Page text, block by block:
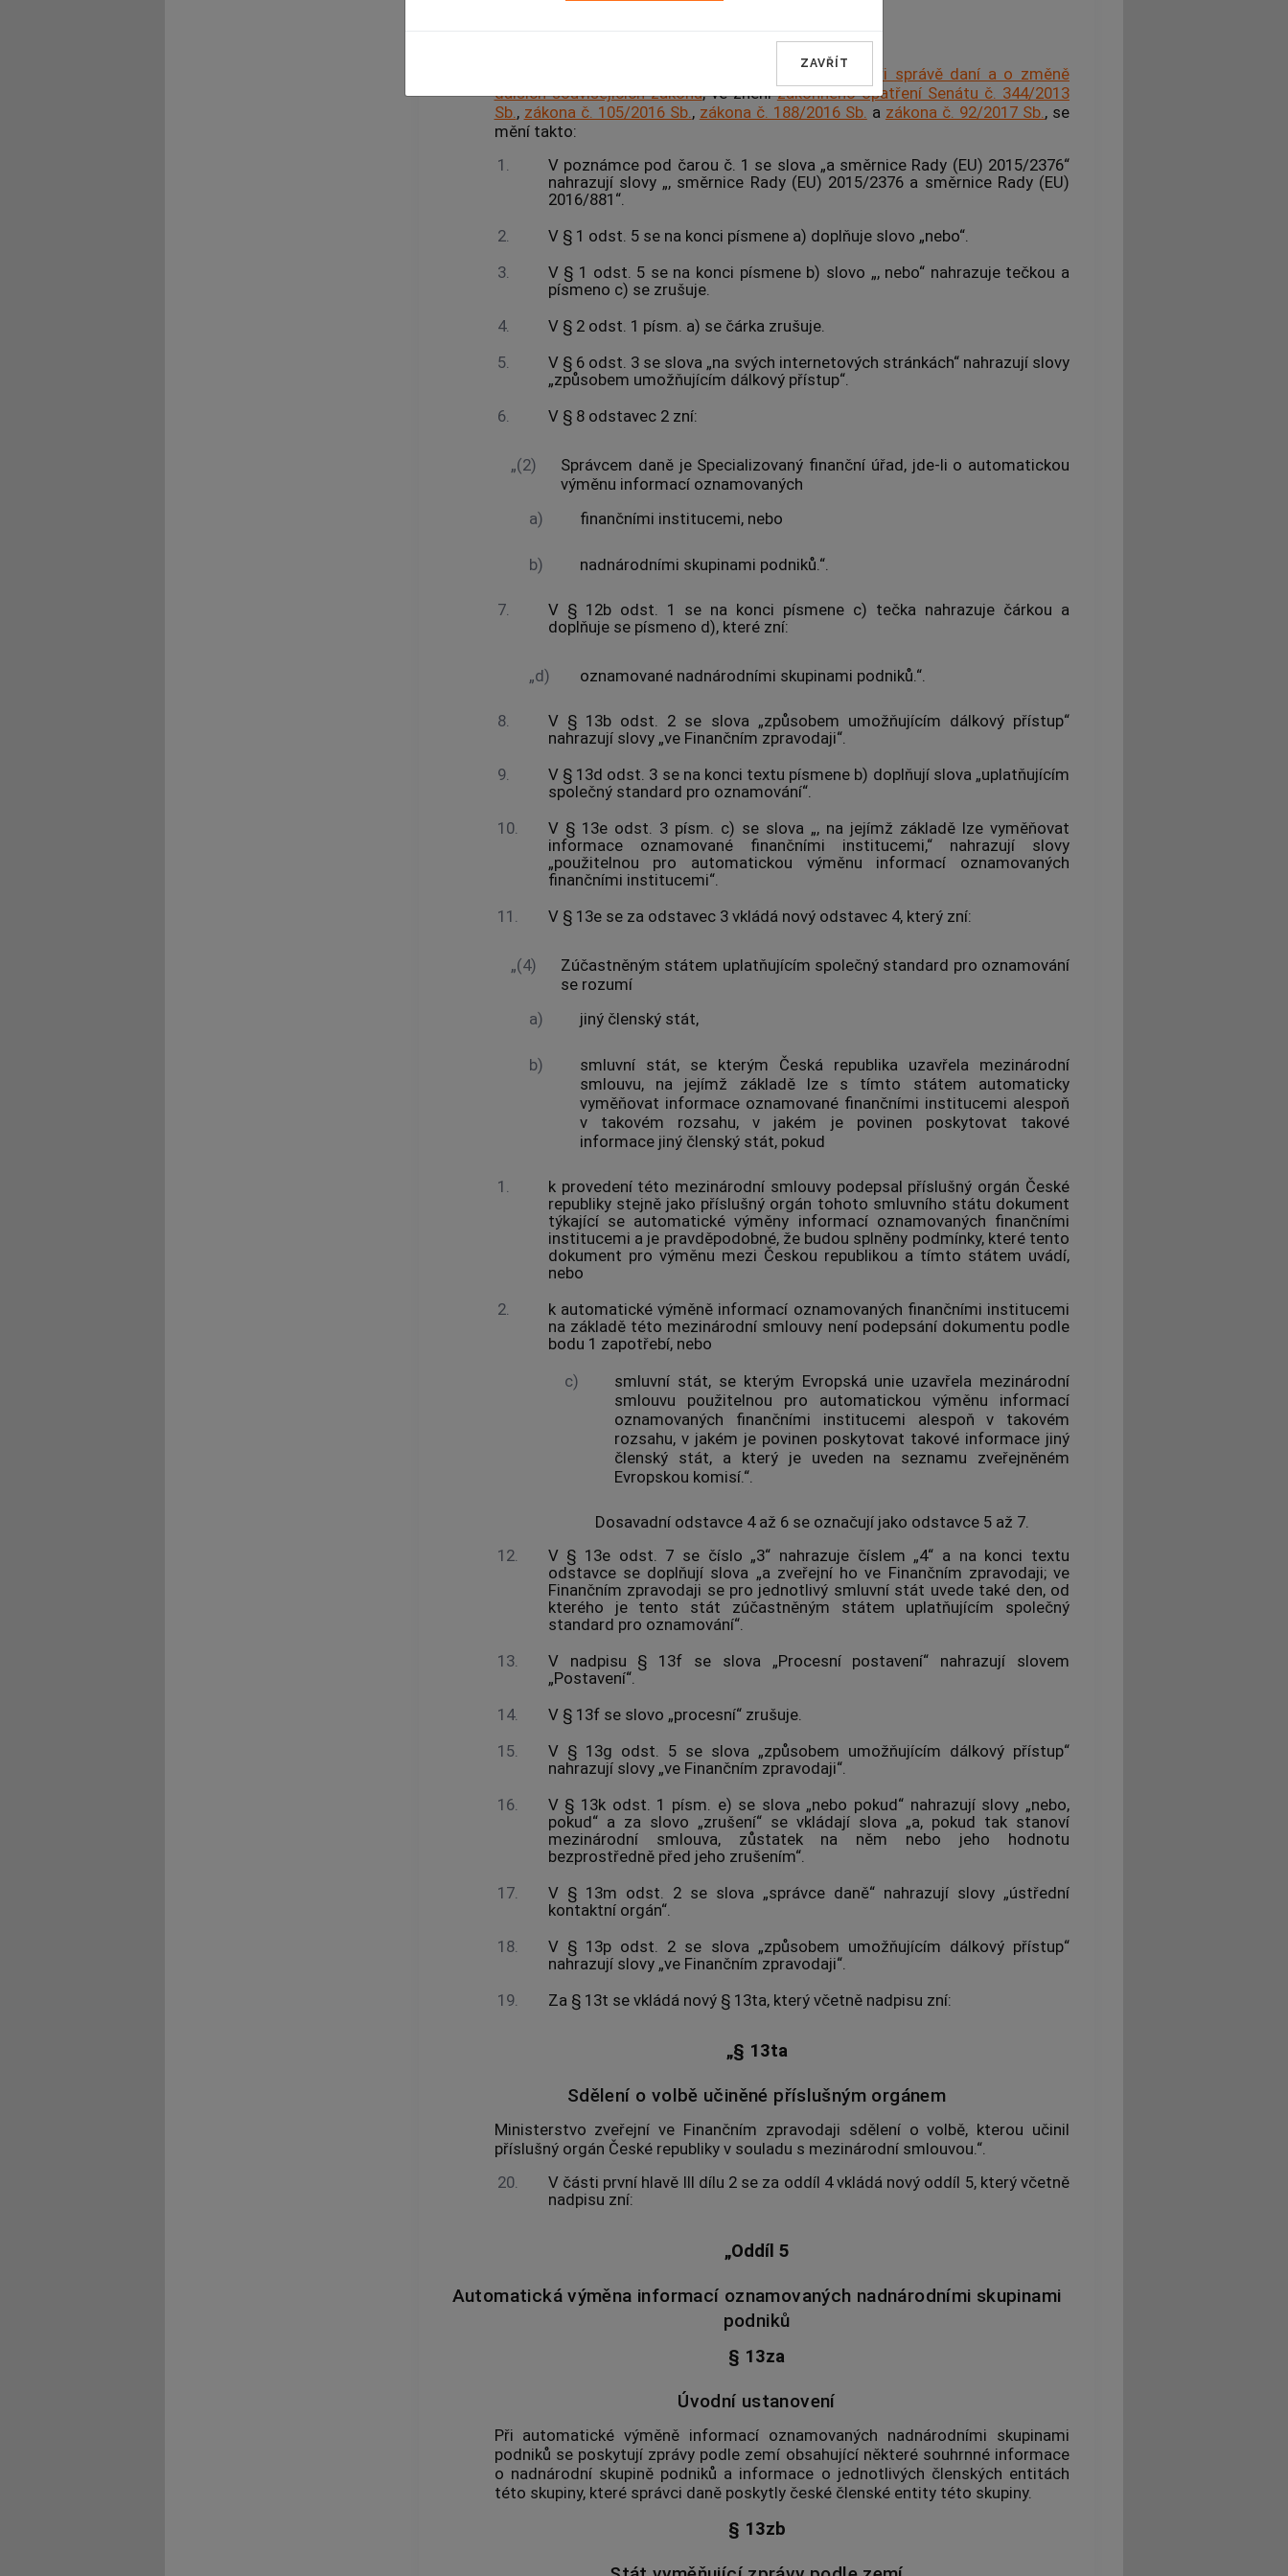
Zákon č. 164/2013 Sb., o mezinárodní spolupráci při správě daní a o změně
dalších souvisejících zákonů, ve zněnízákonného opatření Senátu č. 344/2013
Sb., zákona č. 105/2016 Sb., zákona č. 188/2016 Sb. a zákona č. 92/2017 Sb., se
mění takto:
1.
V poznámce pod čarou č. 1 se slova „a směrnice Rady (EU) 2015/2376“
nahrazují slovy „, směrnice Rady (EU) 2015/2376 a směrnice Rady (EU)
2016/881“.
2.
V § 1 odst. 5 se na konci písmene a) doplňuje slovo „nebo“.
3.
V § 1 odst. 5 se na konci písmene b) slovo „, nebo“ nahrazuje tečkou a
písmeno c) se zrušuje.
4.
V § 2 odst. 1 písm. a) se čárka zrušuje.
5.
V § 6 odst. 3 se slova „na svých internetových stránkách“ nahrazují slovy
„způsobem umožňujícím dálkový přístup“.
6.
V § 8 odstavec 2 zní:
„(2)
Správcem daně je Specializovaný finanční úřad, jde-li o automatickou
výměnu informací oznamovaných
a)
finančními institucemi, nebo
b) nadnárodními skupinami podniků.“.
7.
V § 12b odst. 1 se na konci písmene c) tečka nahrazuje čárkou a
doplňuje se písmeno d), které zní:
„d) oznamované nadnárodními skupinami podniků.“.
8.
V § 13b odst. 2 se slova „způsobem umožňujícím dálkový přístup“
nahrazují slovy „ve Finančním zpravodaji“.
9.
V § 13d odst. 3 se na konci textu písmene b) doplňují slova „uplatňujícím
společný standard pro oznamování“.
10.
V § 13e odst. 3 písm. c) se slova „, na jejímž základě lze vyměňovat
informace oznamované finančními institucemi,“ nahrazují slovy
„použitelnou pro automatickou výměnu informací oznamovaných
finančními institucemi“.
11.
V § 13e se za odstavec 3 vkládá nový odstavec 4, který zní:
„(4)
Zúčastněným státem uplatňujícím společný standard pro oznamování
se rozumí
a)
jiný členský stát,
b)
smluvní stát, se kterým Česká republika uzavřela mezinárodní
smlouvu, na jejímž základě lze s tímto státem automaticky
vyměňovat informace oznamované finančními institucemi alespoň
v takovém rozsahu, v jakém je povinen poskytovat takové
informace jiný členský stát, pokud
1.
k provedení této mezinárodní smlouvy podepsal příslušný orgán České
republiky stejně jako příslušný orgán tohoto smluvního státu dokument
týkající se automatické výměny informací oznamovaných finančními
institucemi a je pravděpodobné, že budou splněny podmínky, které tento
dokument pro výměnu mezi Českou republikou a tímto státem uvádí,
nebo
2.
k automatické výměně informací oznamovaných finančními institucemi
na základě této mezinárodní smlouvy není podepsání dokumentu podle
bodu 1 zapotřebí, nebo
c)
smluvní stát, se kterým Evropská unie uzavřela mezinárodní
smlouvu použitelnou pro automatickou výměnu informací
oznamovaných finančními institucemi alespoň v takovém
rozsahu, v jakém je povinen poskytovat takové informace jiný
členský stát, a který je uveden na seznamu zveřejněném
Evropskou komisí.“.
Dosavadní odstavce 4 až 6 se označují jako odstavce 5 až 7.
12.
V § 13e odst. 7 se číslo „3“ nahrazuje číslem „4“ a na konci textu
odstavce se doplňují slova „a zveřejní ho ve Finančním zpravodaji; ve
Finančním zpravodaji se pro jednotlivý smluvní stát uvede také den, od
kterého je tento stát zúčastněným státem uplatňujícím společný
standard pro oznamování“.
13.
V nadpisu § 13f se slova „Procesní postavení“ nahrazují slovem
„Postavení“.
14.
V § 13f se slovo „procesní“ zrušuje.
15.
V § 13g odst. 5 se slova „způsobem umožňujícím dálkový přístup“
nahrazují slovy „ve Finančním zpravodaji“.
16.
V § 13k odst. 1 písm. e) se slova „nebo pokud“ nahrazují slovy „nebo,
pokud“ a za slovo „zrušení“ se vkládají slova „a, pokud tak stanoví
mezinárodní smlouva, zůstatek na něm nebo jeho hodnotu
bezprostředně před jeho zrušením“.
17.
V § 13m odst. 2 se slova „správce daně“ nahrazují slovy „ústřední
kontaktní orgán“.
18.
V § 13p odst. 2 se slova „způsobem umožňujícím dálkový přístup“
nahrazují slovy „ve Finančním zpravodaji“.
19.
Za § 13t se vkládá nový § 13ta, který včetně nadpisu zní:
„§ 13ta
Sdělení o volbě učiněné příslušným orgánem
Ministerstvo zveřejní ve Finančním zpravodaji sdělení o volbě, kterou učinil
příslušný orgán České republiky v souladu s mezinárodní smlouvou.“.
20.
V části první hlavě III dílu 2 se za oddíl 4 vkládá nový oddíl 5, který včetně
nadpisu zní:
„Oddíl 5
Automatická výměna informací oznamovaných nadnárodními skupinami
podniků
§ 13za
Úvodní ustanovení
Při automatické výměně informací oznamovaných nadnárodními skupinami
podniků se poskytují zprávy podle zemí obsahující některé souhrnné informace
o nadnárodní skupině podniků a informace o jednotlivých členských entitách
této skupiny, které správci daně poskytly české členské entity této skupiny.
§ 13zb
ZAVŘÍT